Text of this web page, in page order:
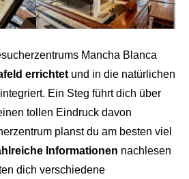
Mancha Blanca
errichtet und in die natürlichen
Ein Steg führt dich über
tollen Eindruck davon
planst du am besten viel
Informationen nachlesen
dich verschiedene